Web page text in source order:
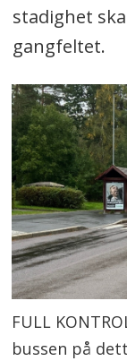
stadighet
gangfeltet.
FULL
bussen på